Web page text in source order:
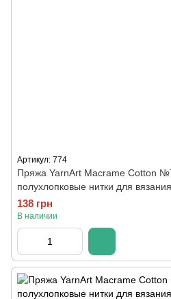
Артикул: 774
Пряжа YarnArt Macrame Cotton
полухлопковые нитки для
138 грн
В наличии